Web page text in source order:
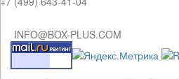
INFO@BOX-PLUS.COM